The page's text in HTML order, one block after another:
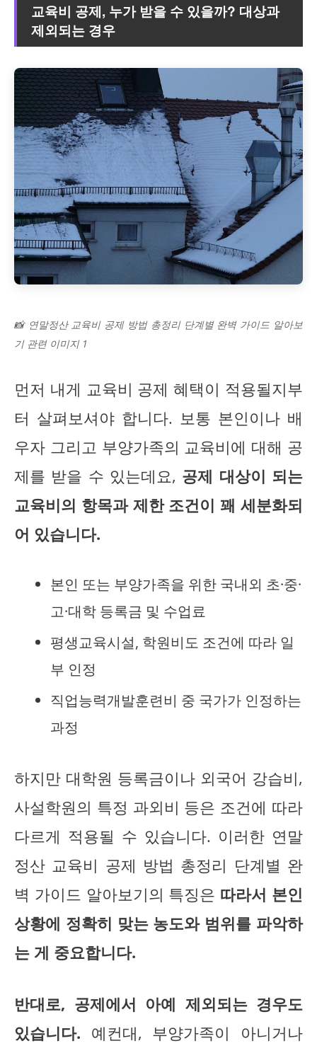
교육비 공제, 누가 받을 수 있을까? 대상과
제외되는 경우
📸 연말정산 교육비 공제 방법 총정리 단계별 완벽 가이드 알아보
기 관련 이미지 1
먼저 내게 교육비 공제 혜택이 적용될지부
터 살펴보셔야 합니다. 보통 본인이나 배
우자 그리고 부양가족의 교육비에 대해 공
제를 받을 수 있는데요, 공제 대상이 되는
교육비의 항목과 제한 조건이 꽤 세분화되
어 있습니다.
본인 또는 부양가족을 위한 국내외 초·중·
고·대학 등록금 및 수업료
평생교육시설, 학원비도 조건에 따라 일
부 인정
직업능력개발훈련비 중 국가가 인정하는
과정
하지만 대학원 등록금이나 외국어 강습비,
사설학원의 특정 과외비 등은 조건에 따라
다르게 적용될 수 있습니다. 이러한 연말
정산 교육비 공제 방법 총정리 단계별 완
벽 가이드 알아보기의 특징은 따라서 본인
상황에 정확히 맞는 농도와 범위를 파악하
는 게 중요합니다.
반대로, 공제에서 아예 제외되는 경우도
있습니다. 예컨대, 부양가족이 아니거나